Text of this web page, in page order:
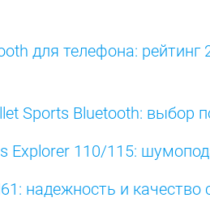
для телефона: рейтинг
Sports Bluetooth: выбор
Explorer 110/115:
надежность и качество